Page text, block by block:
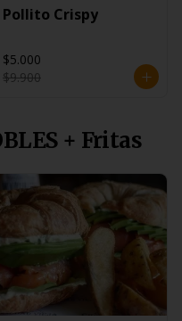
Pollito Crispy
$5.000
$9.900
+ Fritas